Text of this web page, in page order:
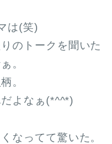
は(笑)
のトークを聞いた
。
。
よなぁ(*^^*)
なってて驚いた。